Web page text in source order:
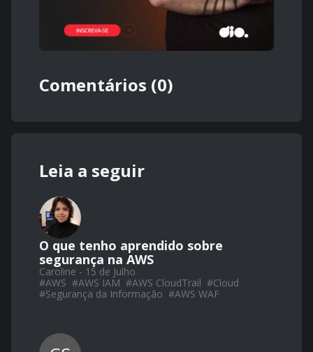
Comentários (0)
Leia a seguir
O que tenho aprendido sobre
segurança na AWS
Caroline - 15 de Julho
#AWS #AWS IAM #AWS CloudTrail #Cloud
#Segurança da Informação #AWS WAF